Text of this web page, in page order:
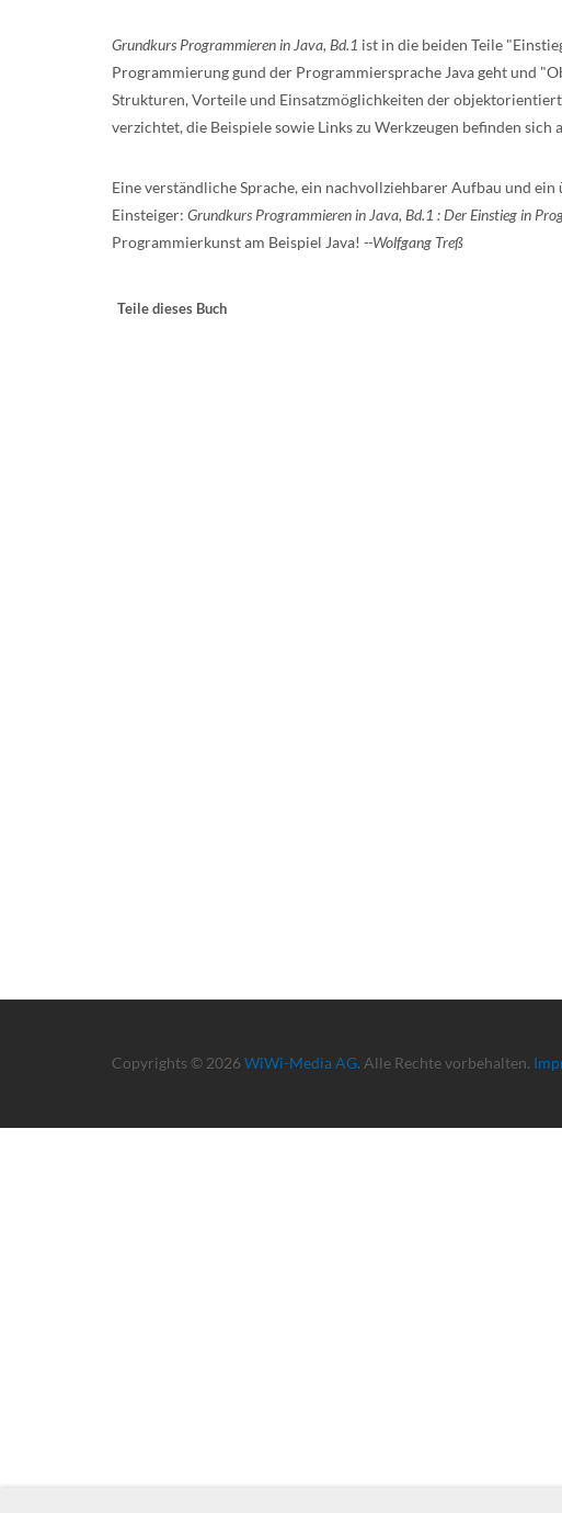
Grundkurs Programmieren in Java, Bd.1 ist in die beiden Teile
Programmierung gund der Programmiersprache Java geht und
Strukturen, Vorteile und Einsatzmöglichkeiten der
verzichtet, die Beispiele sowie Links zu Werkzeugen befinden sich
Eine verständliche Sprache, ein nachvollziehbarer Aufbau und
Einsteiger: Grundkurs Programmieren in Java, Bd.1 : Der Einstieg in
Programmierkunst am Beispiel Java! --Wolfgang Treß
Teile dieses Buch
Copyrights © 2026 WiWi-Media AG. Alle Rechte vorbehalten.